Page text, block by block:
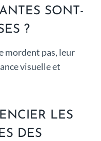
SONT-
?
mordent pas, leur
visuelle et
LES
DES